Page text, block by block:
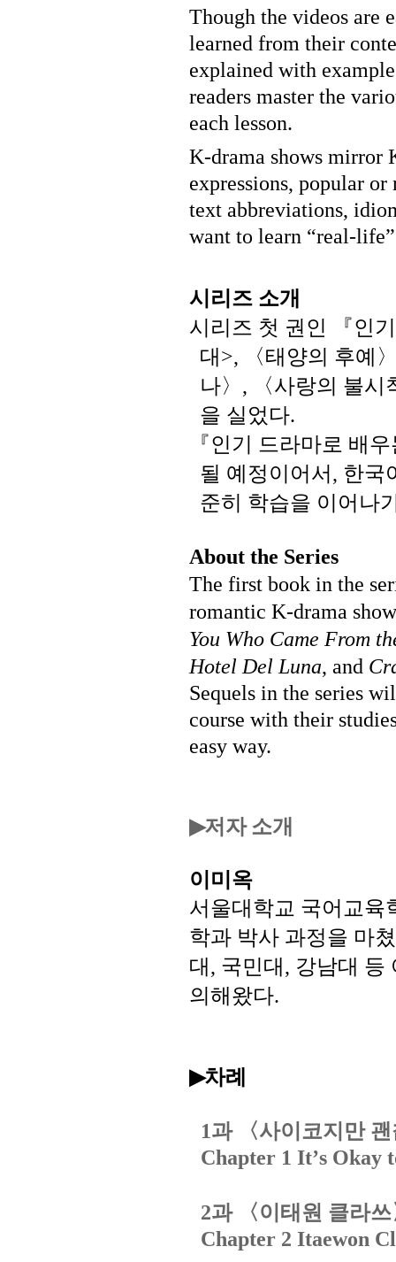
Though the videos are
learned from their
explained with
readers master the
each lesson.
K-drama shows mirror
expressions, popular
text abbreviations,
want to learn “real-
시리즈 소개
시리즈 첫 권인
『인기
대>, 〈태양의 후예
나〉 , 〈사랑의 불시
을 실었다.
『인기 드라마로 배
될 예정이어서, 한국
준히 학습을 이어나
About the Series
The first book in the
romantic K-drama
You Who Came From
Hotel Del Luna, and
Sequels in the series
course with their
easy way.
▶저자 소개
이미옥
서울대학교 국어교육
학과 박사 과정을 마
대, 국민대, 강남대 등
의해왔다.
▶차례
1과 〈사이코지만
Chapter 1 It’s Okay
2과 〈이태원 클라
Chapter 2 Itaewon